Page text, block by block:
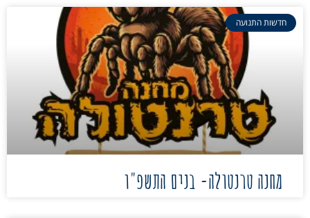
חדשות התנועה
מחנה טרנטולה- בנים התשפ"ו